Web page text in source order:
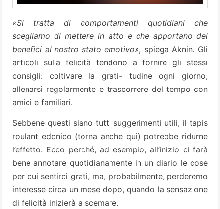
«Si tratta di comportamenti quotidiani che
scegliamo di mettere in atto e che apportano dei
benefici al nostro stato emotivo», spiega Aknin. Gli
articoli sulla felicità tendono a fornire gli stessi
consigli: coltivare la grati- tudine ogni giorno,
allenarsi regolarmente e trascorrere del tempo con
amici e familiari.
Sebbene questi siano tutti suggerimenti utili, il tapis
roulant edonico (torna anche qui) potrebbe ridurne
l’effetto. Ecco perché, ad esempio, all’inizio ci farà
bene annotare quotidianamente in un diario le cose
per cui sentirci grati, ma, probabilmente, perderemo
interesse circa un mese dopo, quando la sensazione
di felicità inizierà a scemare.